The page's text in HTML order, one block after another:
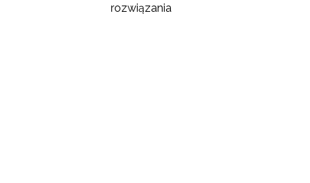
rozwiązania